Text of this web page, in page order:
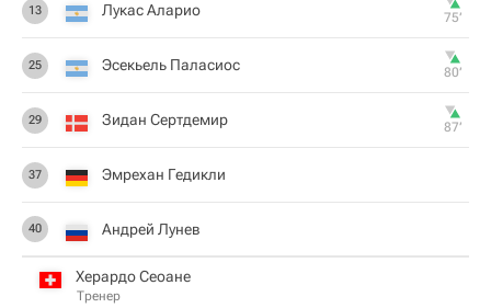
13 Лукас Аларио 75‎’‎
25 Эсекьель Паласиос 80‎’‎
29 Зидан Сертдемир 87‎’‎
37 Эмрехан Гедикли
40 Андрей Лунев
Херардо Сеоане
Тренер